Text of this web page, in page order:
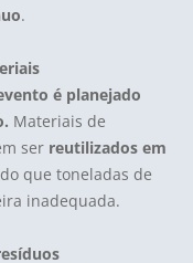
.
é planejado
Materiais de
ser reutilizados em
que toneladas de
inadequada.